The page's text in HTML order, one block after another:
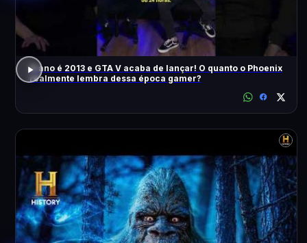
O ano é 2013 e GTA V acaba de lançar! O quanto o Phoenix
realmente lembra dessa época gamer?